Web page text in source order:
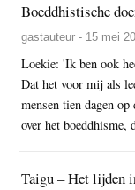
Boeddhistische
gastauteur - 15 mei
Loekie: 'Ik ben ook
Dat het voor mij als
mensen tien dagen
over het boeddhisme,
Taigu – Het lijden